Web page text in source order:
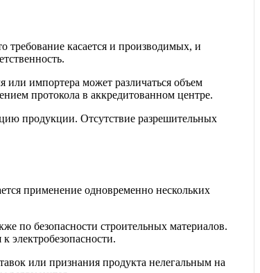
касается и производимых, и
или импортера может различаться объем
протокола в аккредитованном центре.
продукции. Отсутствие разрешительных
применение одновременно нескольких
по безопасности строительных материалов.
электробезопасности.
или признания продукта нелегальным на